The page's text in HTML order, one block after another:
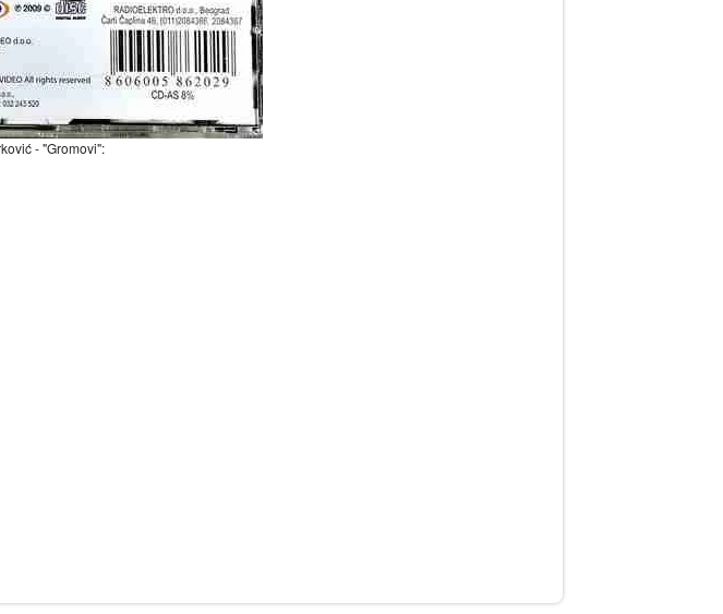
- "Gromovi":